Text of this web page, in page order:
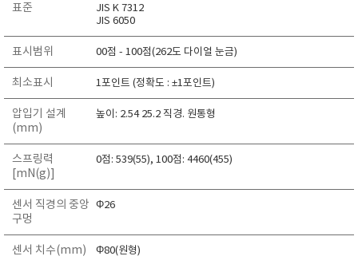
UPRTEK
WATER-I.D
WTW
표준
JIS K 7312
JIS 6050
표시범위 00점 - 100점(262도 다이얼 눈금)
최소표시 1포인트 (정확도 : ±1포인트)
압입기 설계
(mm)
높이: 2.54 25.2 직경. 원통형
스프링력
[mN(g)]
0점: 539(55), 100점: 4460(455)
센서 직경의 중앙
구멍
Φ26
센서 치수(mm) Φ80(원형)